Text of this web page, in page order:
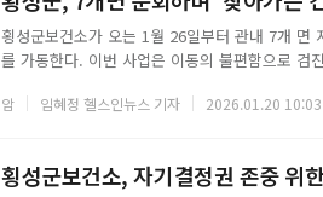
횡성군보건소가 오는 1월 26일부터 관내 7개 면
를 가동한다. 이번 사업은 이동의 불편함으로 검
부암(20세 이상 여성), 유방암·위암(40세 이상
암 임혜정 헬스인뉴스 기자 2026.01.20 10:03
횡성군보건소, 자기결정권 존중 위